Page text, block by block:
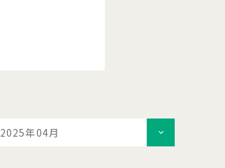
2025年04月